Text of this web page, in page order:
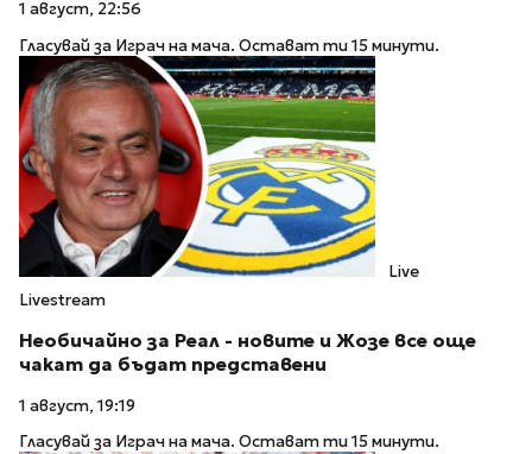
1 август, 22:56
Гласувай за Играч на мача. Остават ти 15 минути.
Live
Livestream
Необичайно за Реал - новите и Жозе все още
чакат да бъдат представени
1 август, 19:19
Гласувай за Играч на мача. Остават ти 15 минути.